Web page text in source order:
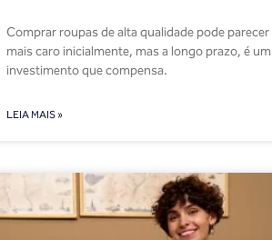
Comprar roupas de alta qualidade pode parecer
mais caro inicialmente, mas a longo prazo, é um
investimento que compensa.
LEIA MAIS »